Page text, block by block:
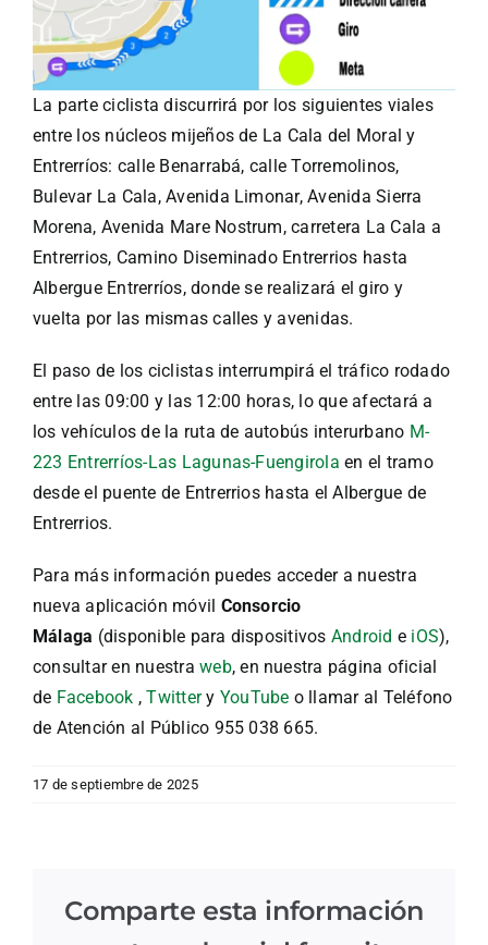
La parte ciclista discurrirá por los siguientes viales
entre los núcleos mijeños de La Cala del Moral y
Entrerríos: calle Benarrabá, calle Torremolinos,
Bulevar La Cala, Avenida Limonar, Avenida Sierra
Morena, Avenida Mare Nostrum, carretera La Cala a
Entrerrios, Camino Diseminado Entrerrios hasta
Albergue Entrerríos, donde se realizará el giro y
vuelta por las mismas calles y avenidas.
El paso de los ciclistas interrumpirá el tráfico rodado
entre las 09:00 y las 12:00 horas, lo que afectará a
los vehículos de la ruta de autobús interurbano M-
223 Entrerríos-Las Lagunas-Fuengirola en el tramo
desde el puente de Entrerrios hasta el Albergue de
Entrerrios.
Para más información puedes acceder a nuestra
nueva aplicación móvil Consorcio
Málaga (disponible para dispositivos Android e iOS),
consultar en nuestraweb, en nuestra página oficial
de Facebook ,Twittery YouTube o llamar al Teléfono
de Atención al Público 955 038 665.
17 de septiembre de 2025
Comparte esta información